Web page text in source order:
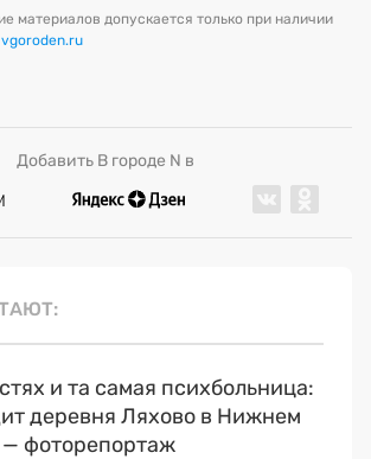
материалов допускается только при наличии
vgoroden.ru
Добавить В городе N в
и та самая психбольница:
деревня Ляхово в Нижнем
— фоторепортаж